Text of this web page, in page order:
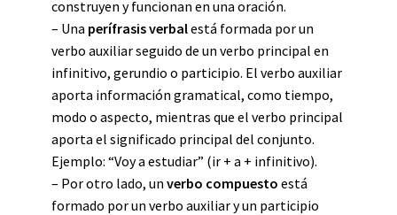
construyen y funcionan en una oración.
– Una perífrasis verbalestá formada por un
verbo auxiliar seguido de un verbo principal en
infinitivo, gerundio o participio. El verbo auxiliar
aporta información gramatical, como tiempo,
modo o aspecto, mientras que el verbo principal
aporta el significado principal del conjunto.
Ejemplo: “Voy a estudiar” (ir + a + infinitivo).
– Por otro lado, un verbo compuesto está
formado por un verbo auxiliar y un participio